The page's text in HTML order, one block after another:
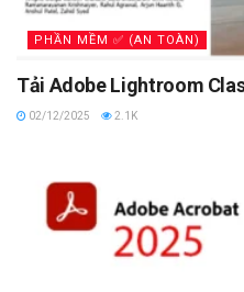
PHẦN MỀM ✅ (AN TOÀN)
Tải Adobe Lightroom
02/12/2025 2.1K